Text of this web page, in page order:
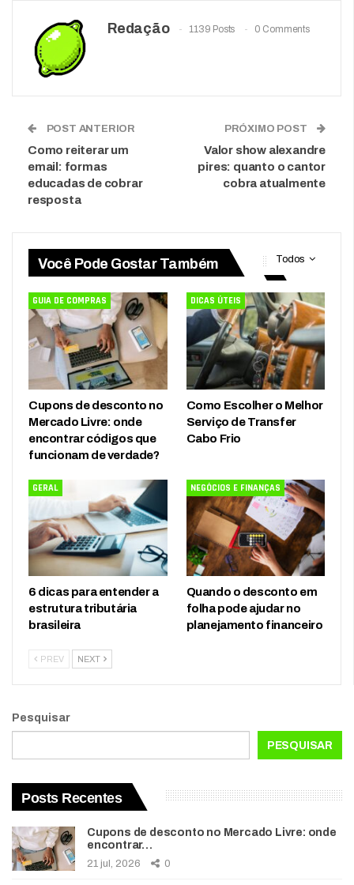
Redação 1139 Posts 0 Comments
POST ANTERIOR
Como reiterar um
email: formas
educadas de cobrar
resposta
PRÓXIMO POST
Valor show alexandre
pires: quanto o cantor
cobra atualmente
Todos
Você Pode Gostar Também
GUIA DE COMPRAS
Cupons de desconto no
Mercado Livre: onde
encontrar códigos que
funcionam de verdade?
DICAS ÚTEIS
Como Escolher o Melhor
Serviço de Transfer
Cabo Frio
GERAL
6 dicas para entender a
estrutura tributária
brasileira
NEGÓCIOS E FINANÇAS
Quando o desconto em
folha pode ajudar no
planejamento financeiro
PREV NEXT
Pesquisar
PESQUISAR
Posts Recentes
Cupons de desconto no Mercado Livre: onde
encontrar…
21 jul, 2026 0